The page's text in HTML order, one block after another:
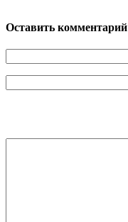
Оставить комментарий